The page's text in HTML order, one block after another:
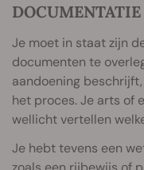
DOCUMENTATIE
Je moet in staat zijn
documenten te
aandoening
het proces. Je arts of
wellicht vertellen
Je hebt tevens een